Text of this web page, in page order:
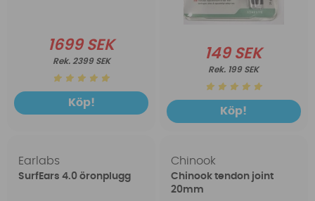
1699 SEK
2399 SEK
Köp!
149 SEK
199 SEK
Köp!
Earlabs
SurfEars 4.0 öronplugg
Chinook
Chinook tendon joint
20mm